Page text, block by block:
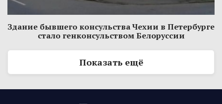
Здание бывшего консульства Чехии в Петербурге
стало генконсульством Белоруссии
Показать ещё